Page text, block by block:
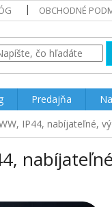
OBCHODNÉ
Predajňa
IP44, nabíjateľné,